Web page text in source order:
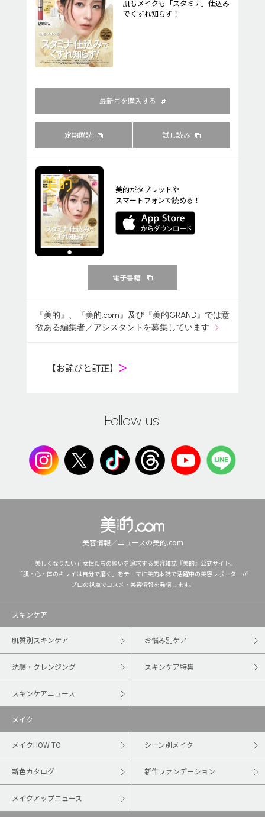
肌もメイクも「スタミナ」仕込み
でくずれ知らず！
最新号を購入する
定期購読 試し読み
美的がタブレットや
スマートフォンで読める！
電子書籍
『美的』、『美的.com』及び『美的GRAND』では意
欲ある編集者／アシスタントを募集しています
【お詫びと訂正】 ＞
Follow us!
美容情報／ニュースの美的.com
「美しくなりたい」女性たちの願いを追求する美容雑誌『美的』公式サイト。
「肌・心・体のキレイは自分で磨く」をテーマに美的本誌で活躍中の美容レポーターが
プロの視点でコスメ・美容情報を発信します。
スキンケア
肌質別スキンケア お悩み別ケア
洗顔・クレンジング スキンケア特集
スキンケアニュース
メイク
メイクHOW TO シーン別メイク
新色カタログ 新作ファンデーション
メイクアップニュース